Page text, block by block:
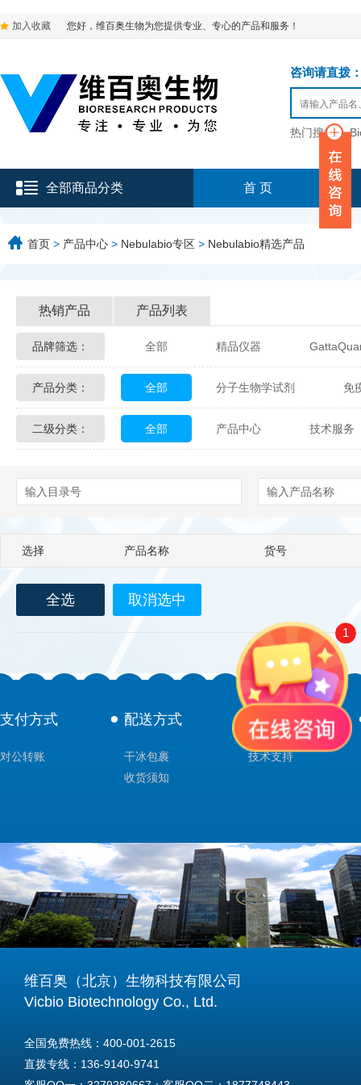
加入收藏 您好，维百奥生物为您提供专业、专心的产品和服务！
咨询请直拨
热门搜索：
全部商品分类 首 页
首页 > 产品中心 > Nebulabio专区 > Nebulabio精选产品
热销产品 产品列表
品牌筛选： 全部 精品仪器
Glycon Biochem Sterlitech
Echelon Biosciences Verichem
Biotez Berlin Diametra
Berry & Associates
LGC Maine Standards Biolife
Abbexa AbD Serotec
产品分类： 全部 分子生物学试剂 免
化学及生物化学试剂 材料学试剂
二级分类： 全部 产品中心 技术服务
选择 产品名称 货号
全选 取消选中
支付方式
对公转账
配送方式
干冰包裹
收货须知
售后服务
技术支持
维百奥（北京）生物科技有限公司
Vicbio Biotechnology Co., Ltd.
全国免费热线：400-001-2615
直拨专线：136-9140-9741
1